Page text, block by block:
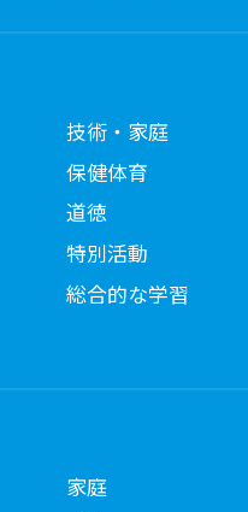
技術・家庭
保健体育
道徳
特別活動
総合的な学習
家庭